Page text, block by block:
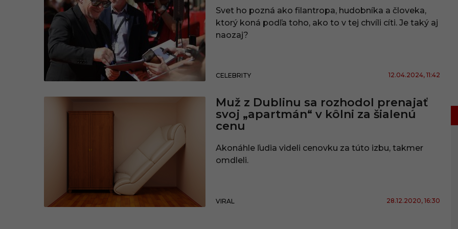
Svet ho pozná ako filantropa, hudobníka a človeka,
ktorý koná podľa toho, ako to v tej chvíli cíti. Je taký aj
naozaj?
CELEBRITY 12.04.2024, 11:42
Muž z Dublinu sa rozhodol prenajať
svoj „apartmán“ v kôlni za šialenú
cenu
Akonáhle ľudia videli cenovku za túto izbu, takmer
omdleli.
VIRAL 28.12.2020, 16:30